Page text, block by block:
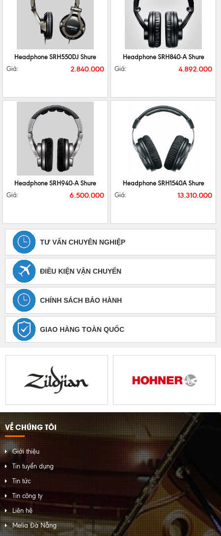
MUA NGAY
Headphone SRH550DJ Shure
Giá: 2.840.000
CHI TIẾT MUA NGAY
Headphone SRH840-A Shure
Giá: 4.892.000
MUA NGAY
Headphone SRH940-A Shure
Giá: 6.500.000
CHI TIẾT MUA NGAY
Headphone SRH1540A Shure
Giá: 13.310.000
TƯ VẤN CHUYÊN NGHIỆP
ĐIỀU KIỆN VẬN CHUYỂN
CHÍNH SÁCH BẢO HÀNH
GIAO HÀNG TOÀN QUỐC
VỀ CHÚNG TÔI
Giới thiệu
Tin tuyển dụng
Tin tức
Tin công ty
Liên hệ
Melia Đà Nẵng